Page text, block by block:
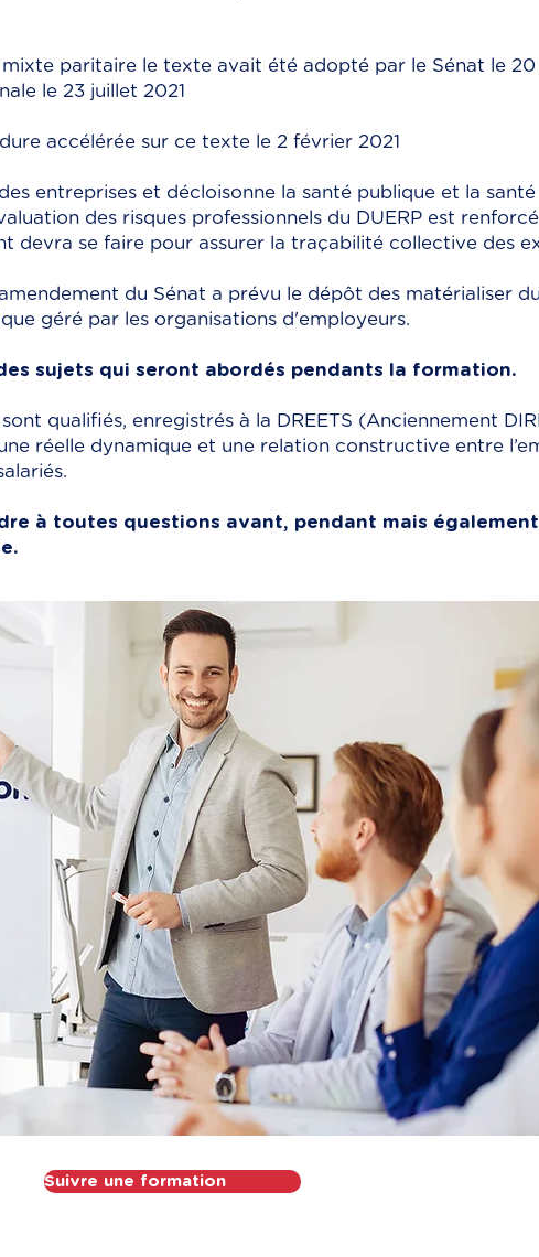
paritaire le texte avait été adopté par le Sénat le 20
le 23 juillet 2021
accélérée sur ce texte le 2 février 2021
entreprises et décloisonne la santé publique et la santé
des risques professionnels du DUERP est
devra se faire pour assurer la traçabilité collective des
du Sénat a prévu le dépôt des matérialiser
géré par les organisations d'employeurs.
sujets qui seront abordés pendants la formation.
qualifiés, enregistrés à la DREETS (Anciennement
réelle dynamique et une relation constructive entre
à toutes questions avant, pendant mais
Suivre une formation